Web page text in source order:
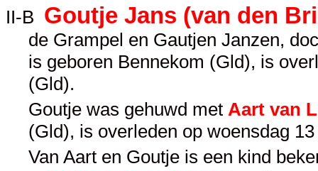
II-B Goutje Jans (van den
de Grampel en Gautjen Janzen,
is geboren Bennekom (Gld), is
(Gld).
Goutje was gehuwd met Aart van
(Gld), is overleden op woensdag
Van Aart en Goutje is een kind